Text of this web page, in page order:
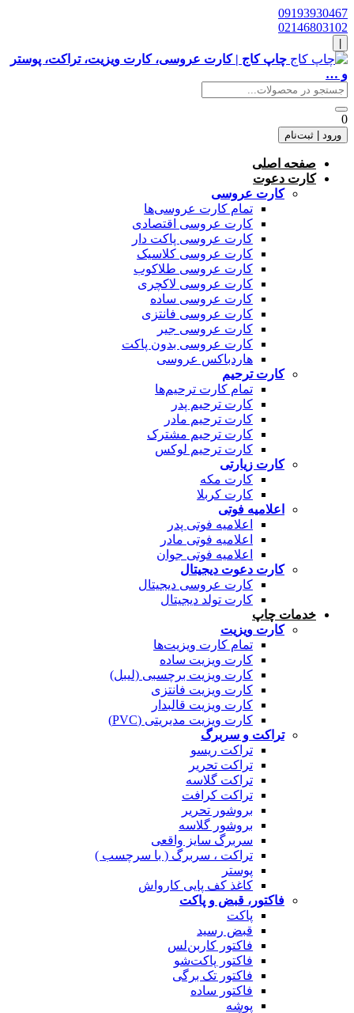
09193930467
02146803102
چاپ کاج | کارت عروسی، کارت ویزیت، تراکت، پوستر
و …
0
ورود | ثبت‌نام
صفحه اصلی
کارت دعوت
کارت عروسی
تمام کارت عروسی‌ها
کارت عروسی اقتصادی
کارت عروسی پاکت دار
کارت عروسی کلاسیک
کارت عروسی طلاکوب
کارت عروسی لاکچری
کارت عروسی ساده
کارت عروسی فانتزی
کارت عروسی جیر
کارت عروسی بدون پاکت
هاردباکس عروسی
کارت ترحیم
تمام کارت ترحیم‌ها
کارت ترحیم پدر
کارت ترحیم مادر
کارت ترحیم مشترک
کارت ترحیم لوکس
کارت زیارتی
کارت مکه
کارت کربلا
اعلامیه فوتی
اعلامیه فوتی پدر
اعلامیه فوتی مادر
اعلامیه فوتی جوان
کارت دعوت دیجیتال
کارت عروسی دیجیتال
کارت تولد دیجیتال
خدمات چاپ
کارت ویزیت
تمام کارت ویزیت‌ها
کارت ویزیت ساده
کارت ویزیت برچسبی (لیبل)
کارت ویزیت فانتزی
کارت ویزیت قالبدار
کارت ویزیت مدیریتی (PVC)
تراکت و سربرگ
تراکت ریسو
تراکت تحریر
تراکت گلاسه
تراکت کرافت
بروشور تحریر
بروشور گلاسه
سربرگ سایز واقعی
تراکت ، سربرگ ( با سرچسب )
پوستر
کاغذ کف پایی کارواش
فاکتور، قبض و پاکت
پاکت
قبض رسید
فاکتور کاربن‌لس
فاکتور پاکت‌شو
فاکتور تک برگی
فاکتور ساده
پوشه